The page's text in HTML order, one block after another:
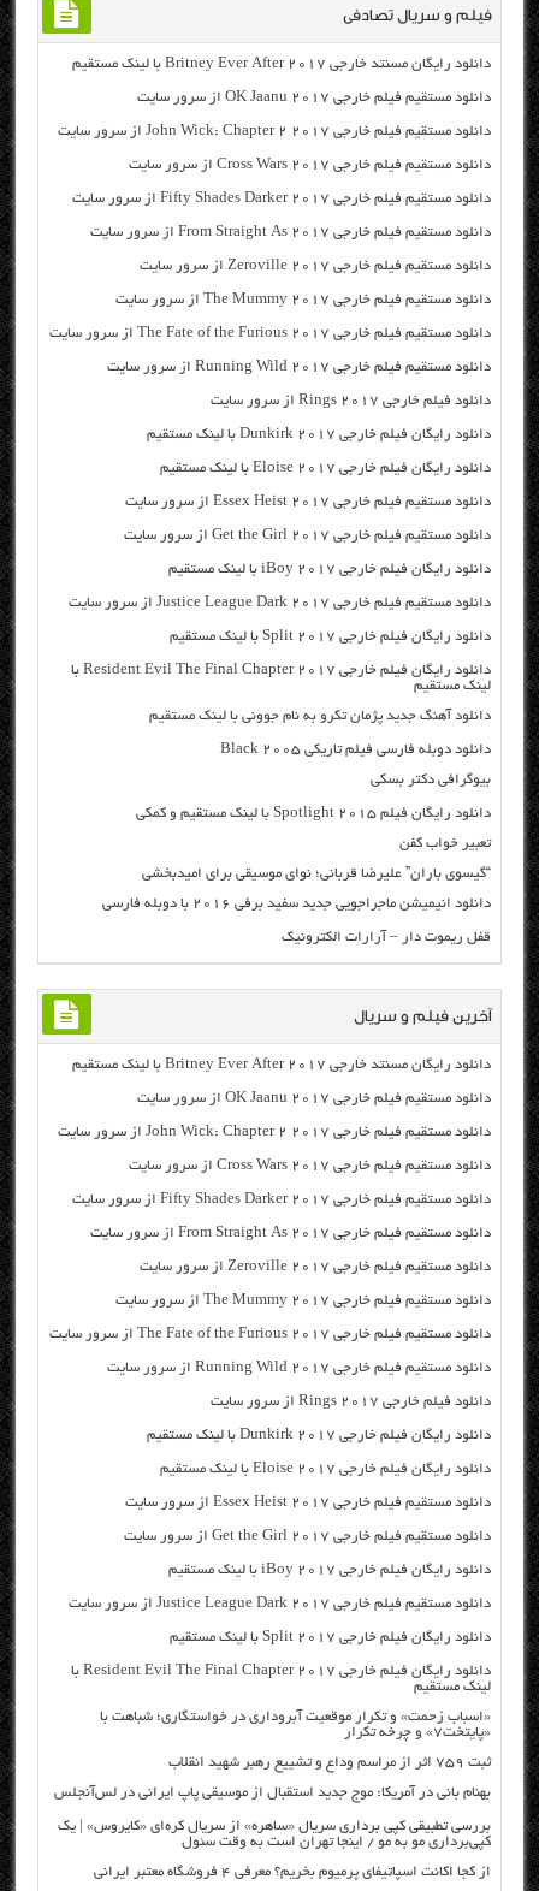
فیلم و سریال تصادفی
دانلود رایگان مسنتد خارجی Britney Ever After 2017 با لینک مستقیم
دانلود مستقیم فیلم خارجی OK Jaanu 2017 از سرور سایت
دانلود مستقیم فیلم خارجی John Wick: Chapter 2 2017 از سرور سایت
دانلود مستقیم فیلم خارجی Cross Wars 2017 از سرور سایت
دانلود مستقیم فیلم خارجی Fifty Shades Darker 2017 از سرور سایت
دانلود مستقیم فیلم خارجی From Straight As 2017 از سرور سایت
دانلود مستقیم فیلم خارجی Zeroville 2017 از سرور سایت
دانلود مستقیم فیلم خارجی The Mummy 2017 از سرور سایت
دانلود مستقیم فیلم خارجی The Fate of the Furious 2017 از سرور سایت
دانلود مستقیم فیلم خارجی Running Wild 2017 از سرور سایت
دانلود فیلم خارجی Rings 2017 از سرور سایت
دانلود رایگان فیلم خارجی Dunkirk 2017 با لینک مستقیم
دانلود رایگان فیلم خارجی Eloise 2017 با لینک مستقیم
دانلود مستقیم فیلم خارجی Essex Heist 2017 از سرور سایت
دانلود مستقیم فیلم خارجی Get the Girl 2017 از سرور سایت
دانلود رایگان فیلم خارجی iBoy 2017 با لینک مستقیم
دانلود مستقیم فیلم خارجی Justice League Dark 2017 از سرور سایت
دانلود رایگان فیلم خارجی Split 2017 با لینک مستقیم
دانلود رایگان فیلم خارجی Resident Evil The Final Chapter 2017 با
لینک مستقیم
دانلود آهنگ جدید پژمان تکرو به نام جوونی با لینک مستقیم
دانلود دوبله فارسی فیلم تاریکی Black 2005
بیوگرافی دکتر بسکی
دانلود رایگان فیلم Spotlight 2015 با لینک مستقیم و کمکی
تعبیر خواب کفن
“گیسوی باران” علیرضا قربانی؛ نوای موسیقی برای امیدبخشی
دانلود انیمیشن ماجراجویی جدید سفید برفی ۲۰۱۶ با دوبله فارسی
قفل ریموت دار – آرارات الکترونیک
آخرین فیلم و سریال
دانلود رایگان مسنتد خارجی Britney Ever After 2017 با لینک مستقیم
دانلود مستقیم فیلم خارجی OK Jaanu 2017 از سرور سایت
دانلود مستقیم فیلم خارجی John Wick: Chapter 2 2017 از سرور سایت
دانلود مستقیم فیلم خارجی Cross Wars 2017 از سرور سایت
دانلود مستقیم فیلم خارجی Fifty Shades Darker 2017 از سرور سایت
دانلود مستقیم فیلم خارجی From Straight As 2017 از سرور سایت
دانلود مستقیم فیلم خارجی Zeroville 2017 از سرور سایت
دانلود مستقیم فیلم خارجی The Mummy 2017 از سرور سایت
دانلود مستقیم فیلم خارجی The Fate of the Furious 2017 از سرور سایت
دانلود مستقیم فیلم خارجی Running Wild 2017 از سرور سایت
دانلود فیلم خارجی Rings 2017 از سرور سایت
دانلود رایگان فیلم خارجی Dunkirk 2017 با لینک مستقیم
دانلود رایگان فیلم خارجی Eloise 2017 با لینک مستقیم
دانلود مستقیم فیلم خارجی Essex Heist 2017 از سرور سایت
دانلود مستقیم فیلم خارجی Get the Girl 2017 از سرور سایت
دانلود رایگان فیلم خارجی iBoy 2017 با لینک مستقیم
دانلود مستقیم فیلم خارجی Justice League Dark 2017 از سرور سایت
دانلود رایگان فیلم خارجی Split 2017 با لینک مستقیم
دانلود رایگان فیلم خارجی Resident Evil The Final Chapter 2017 با
لینک مستقیم
«اسباب زحمت» و تکرار موقعیت آبروداری در خواستگاری؛ شباهت با
«پایتخت۷» و چرخه تکرار
ثبت ۷۵۹ اثر از مراسم وداع و تشییع رهبر شهید انقلاب
بهنام بانی در آمریکا: موج جدید استقبال از موسیقی پاپ ایرانی در لس‌آنجلس
بررسی تطبیقی کپی برداری سریال «ساهره» از سریال کره‌ای «کایروس» | یک
کپی‌برداری مو به مو / اینجا تهران است به وقت سئول
از کجا اکانت اسپاتیفای پرمیوم بخریم؟ معرفی ۴ فروشگاه معتبر ایرانی